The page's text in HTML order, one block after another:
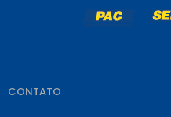
CONTATO